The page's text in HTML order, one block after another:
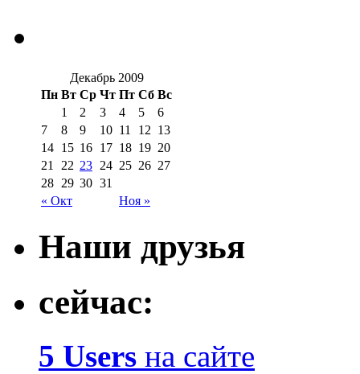
Декабрь 2009
Пн Вт Ср Чт Пт Сб Вс
« Окт Ноя »
1 2 3 4 5
6
7
8 9 10 11 12 13
14 15 16 17 18 19 20
21 22 23 24 25 26 27
28 29 30 31
Наши друзья
сейчас:
5 Users на сайте